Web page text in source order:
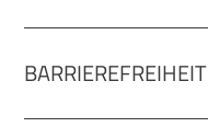
BARRIEREFREIHEIT